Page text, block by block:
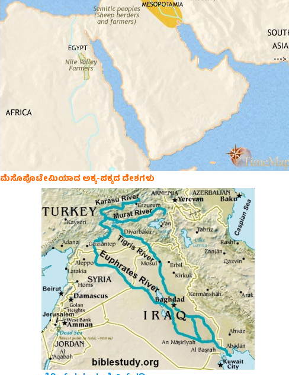
ಮೆಸೊಪೊಟೇಮಿಯಾದ ಅಕ್ಕ-ಪಕ್ಕದ ದೇಶಗಳು